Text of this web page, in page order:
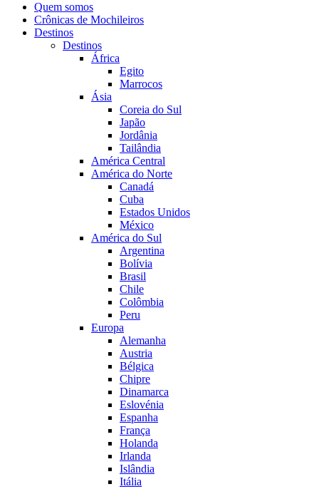
Quem somos
Crônicas de Mochileiros
Destinos
Destinos
África
Egito
Marrocos
Ásia
Coreia do Sul
Japão
Jordânia
Tailândia
América Central
América do Norte
Canadá
Cuba
Estados Unidos
México
América do Sul
Argentina
Bolívia
Brasil
Chile
Colômbia
Peru
Europa
Alemanha
Austria
Bélgica
Chipre
Dinamarca
Eslovénia
Espanha
França
Holanda
Irlanda
Islândia
Itália